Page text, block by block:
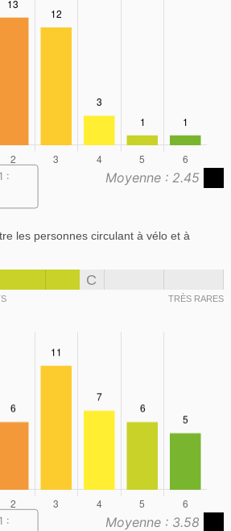
Moyenne : 2.45
:
les personnes circulant à vélo et à
C
TRÈS RARES
Moyenne : 3.58
: